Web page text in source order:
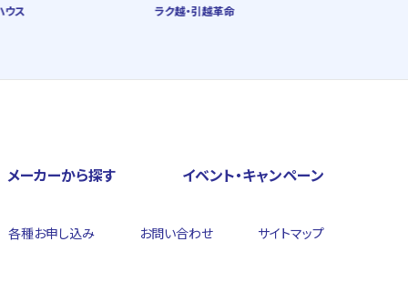
ラク越・引越革命
メーカーから探す イベント・キャンペーン
各種お申し込み お問い合わせ サイトマップ